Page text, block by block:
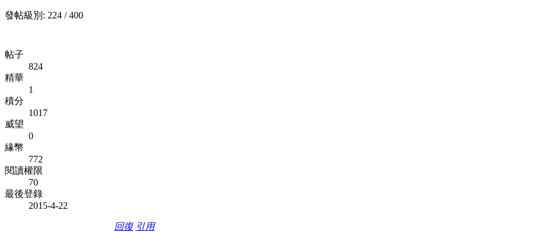
發帖級別: 224 / 400
帖子
824
精華
1
積分
1017
威望
0
緣幣
772
閱讀權限
70
最後登錄
2015-4-22
回復 引用